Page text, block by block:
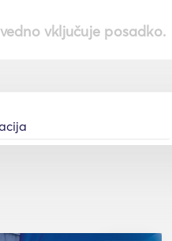
vedno vključuje posadko.